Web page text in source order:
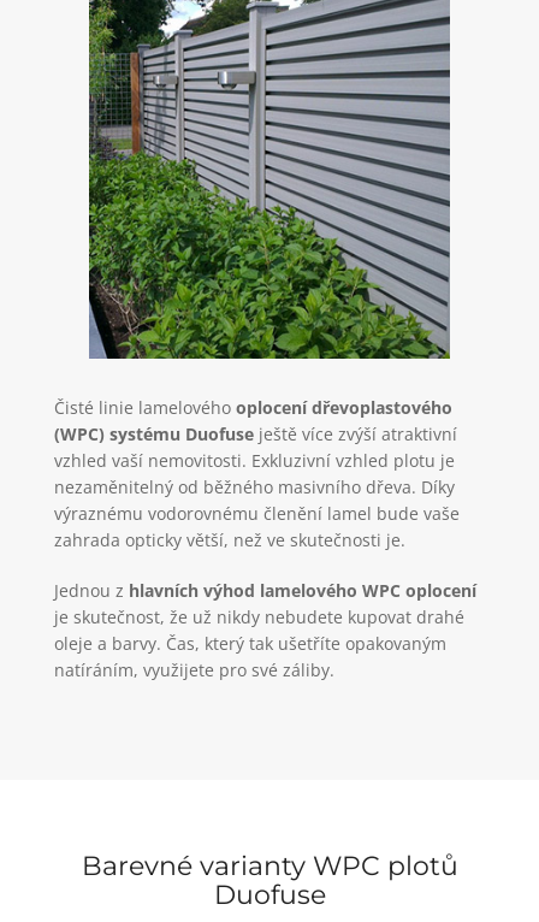
Čisté linie lamelového oplocení dřevoplastového
(WPC) systému Duofuse ještě více zvýší atraktivní
vzhled vaší nemovitosti. Exkluzivní vzhled plotu je
nezaměnitelný od běžného masivního dřeva. Díky
výraznému vodorovnému členění lamel bude vaše
zahrada opticky větší, než ve skutečnosti je.
Jednou z hlavních výhod lamelového WPC oplocení
je skutečnost, že už nikdy nebudete kupovat drahé
oleje a barvy. Čas, který tak ušetříte opakovaným
natíráním, využijete pro své záliby.
Barevné varianty WPC plotů
Duofuse